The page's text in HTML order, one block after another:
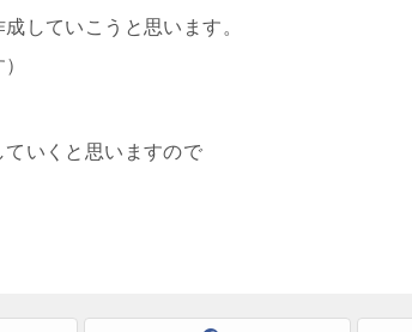
していこうと思います。
いくと思いますので